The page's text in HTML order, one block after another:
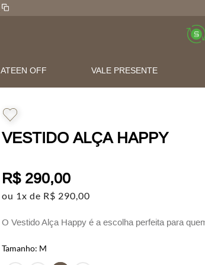
ATEEN OFF VALE PRESENTE
VESTIDO ALÇA HAPPY
R$ 290,00
ou 1x de R$ 290,00
O Vestido Alça Happy é a escolha perfeita para
M